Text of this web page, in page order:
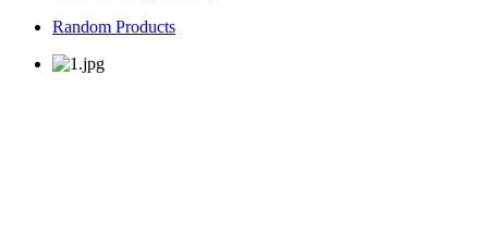
Random Products